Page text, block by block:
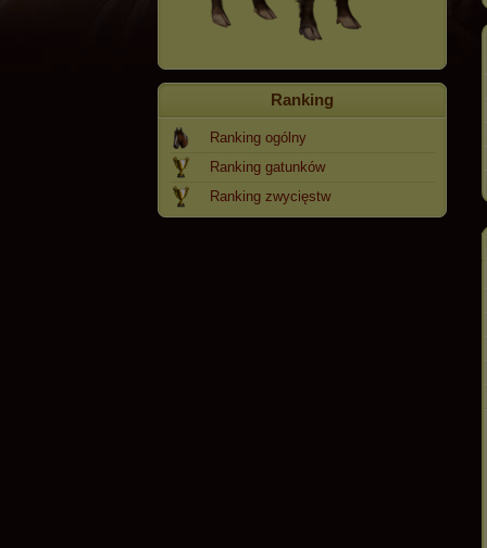
Ranking
Ranking ogólny
Ranking gatunków
Ranking zwycięstw